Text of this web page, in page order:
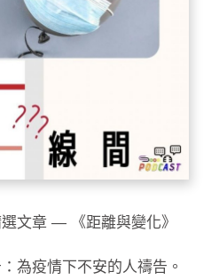
文章 — 《距離與變化》
為疫情下不安的人禱告。